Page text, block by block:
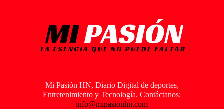
Mi Pasión HN, Diario Digital de deportes,
Entretenimiento y Tecnología. Contáctanos:
info@mipasionhn.com